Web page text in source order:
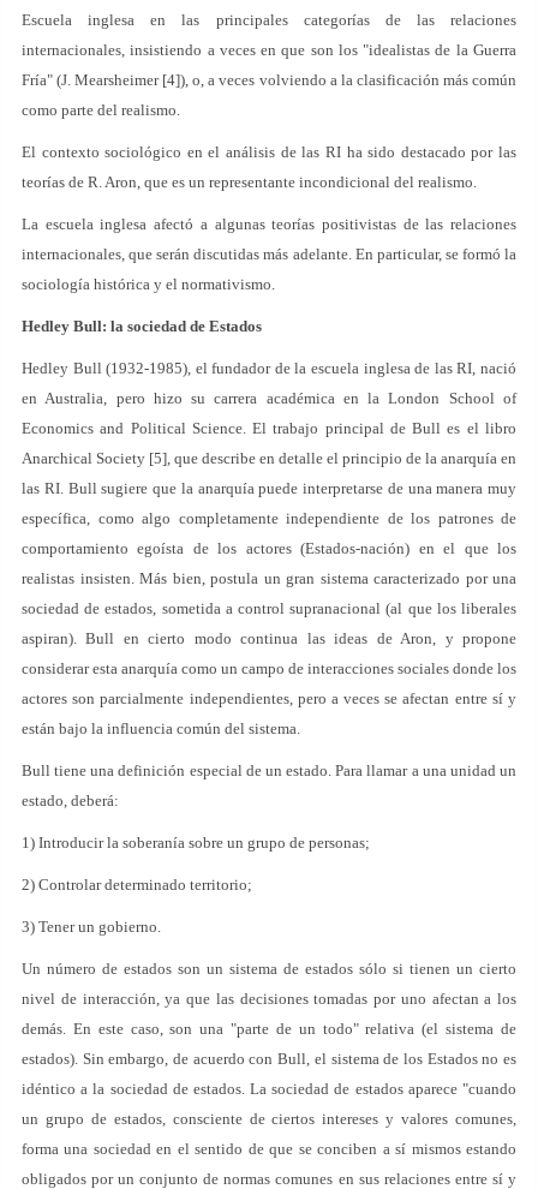
Escuela inglesa en las principales categorías de las relaciones
internacionales, insistiendo a veces en que son los "idealistas de la Guerra
Fría" (J. Mearsheimer [4]), o, a veces volviendo a la clasificación más común
como parte del realismo.
El contexto sociológico en el análisis de las RI ha sido destacado por las
teorías de R. Aron, que es un representante incondicional del realismo.
La escuela inglesa afectó a algunas teorías positivistas de las relaciones
internacionales, que serán discutidas más adelante. En particular, se formó la
sociología histórica y el normativismo.
Hedley Bull: la sociedad de Estados
Hedley Bull (1932-1985), el fundador de la escuela inglesa de las RI, nació
en Australia, pero hizo su carrera académica en la London School of
Economics and Political Science. El trabajo principal de Bull es el libro
Anarchical Society [5], que describe en detalle el principio de la anarquía en
las RI. Bull sugiere que la anarquía puede interpretarse de una manera muy
específica, como algo completamente independiente de los patrones de
comportamiento egoísta de los actores (Estados-nación) en el que los
realistas insisten. Más bien, postula un gran sistema caracterizado por una
sociedad de estados, sometida a control supranacional (al que los liberales
aspiran). Bull en cierto modo continua las ideas de Aron, y propone
considerar esta anarquía como un campo de interacciones sociales donde los
actores son parcialmente independientes, pero a veces se afectan entre sí y
están bajo la influencia común del sistema.
Bull tiene una definición especial de un estado. Para llamar a una unidad un
estado, deberá:
1) Introducir la soberanía sobre un grupo de personas;
2) Controlar determinado territorio;
3) Tener un gobierno.
Un número de estados son un sistema de estados sólo si tienen un cierto
nivel de interacción, ya que las decisiones tomadas por uno afectan a los
demás. En este caso, son una "parte de un todo" relativa (el sistema de
estados). Sin embargo, de acuerdo con Bull, el sistema de los Estados no es
idéntico a la sociedad de estados. La sociedad de estados aparece "cuando
un grupo de estados, consciente de ciertos intereses y valores comunes,
forma una sociedad en el sentido de que se conciben a sí mismos estando
obligados por un conjunto de normas comunes en sus relaciones entre sí y